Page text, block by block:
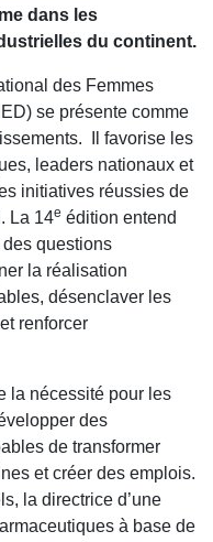
dans les
du continent.
des Femmes
se présente comme
Il favorise les
leaders nationaux et
initiatives réussies de
La 14e édition entend
questions
la réalisation
désenclaver les
renforcer
la nécessité pour les
des
de transformer
et créer des emplois.
la directrice d’une
à base de